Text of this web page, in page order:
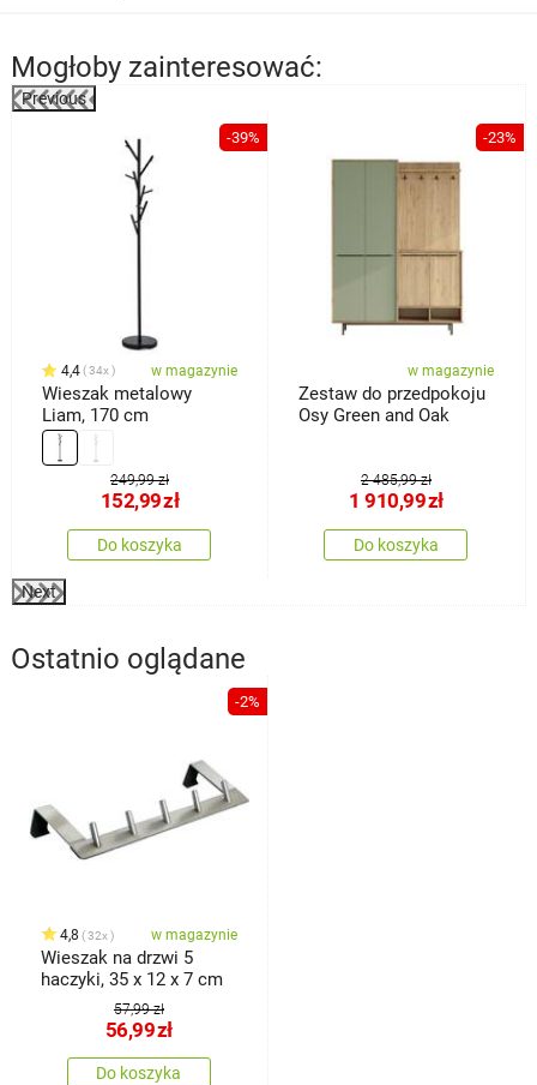
Mogłoby zainteresować:
Previous
-39%
4,4 34x w magazynie
Wieszak metalowy
Liam, 170 cm
249,99 zł
152,99zł
Do koszyka
-23%
w magazynie
Zestaw do przedpokoju
Osy Green and Oak
2 485,99 zł
1 910,99zł
Do koszyka
Next
Ostatnio oglądane
-2%
4,8 32x w magazynie
Wieszak na drzwi 5
haczyki, 35 x 12 x 7 cm
57,99 zł
56,99zł
Do koszyka